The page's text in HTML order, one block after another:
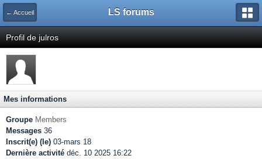
← Accueil LS forums
Profil de julros
Mes informations
Groupe Members
Messages 36
Inscrit(e) (le) 03-mars 18
Dernière activité déc. 10 2025 16:22